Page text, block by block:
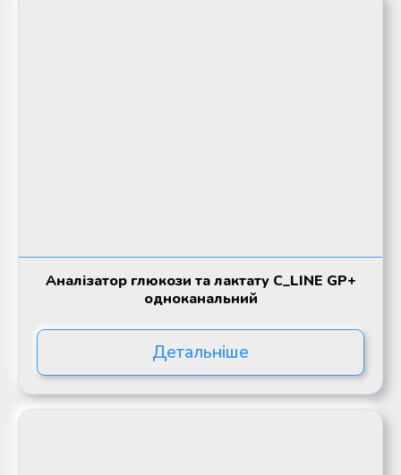
Аналізатор глюкози та лактату C_LINE GP+
одноканальний
Детальніше